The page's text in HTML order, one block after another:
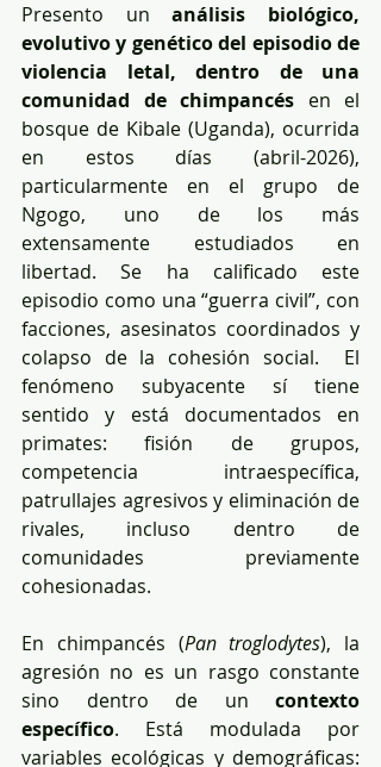
Presento un análisis biológico,
evolutivo y genético del episodio de
violencia letal, dentro de una
comunidad de chimpancés en el
bosque de Kibale (Uganda), ocurrida
en estos días (abril-2026),
particularmente en el grupo de
Ngogo, uno de los más
extensamente estudiados en
libertad. Se ha calificado este
episodio como una “guerra civil”, con
facciones, asesinatos coordinados y
colapso de la cohesión social.  El
fenómeno subyacente sí tiene
sentido y está documentados en
primates: fisión de grupos,
competencia intraespecífica,
patrullajes agresivos y eliminación de
rivales, incluso dentro de
comunidades previamente
cohesionadas.
En chimpancés (Pan troglodytes), la
agresión no es un rasgo constante
sino dentro de un contexto
específico. Está modulada por
variables ecológicas y demográficas: